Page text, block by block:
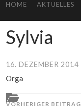
HOME AKTUELLES
Sylvia
16. DEZEMBER 2014
Orga
VORHERIGER BEITRAG